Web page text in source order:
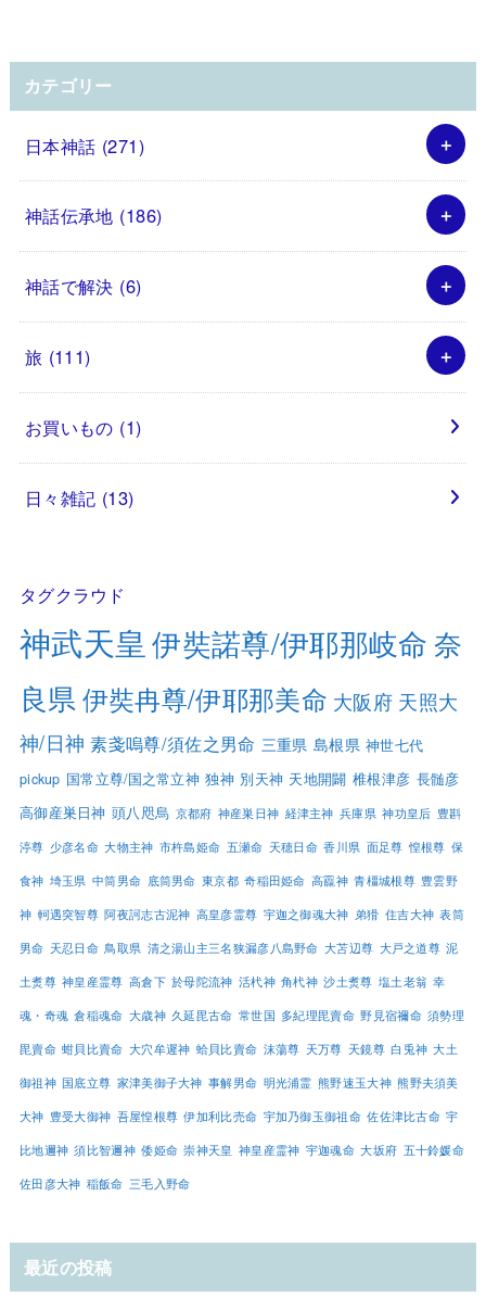
カテゴリー
日本神話 (271)
神話伝承地 (186)
神話で解決 (6)
旅 (111)
お買いもの (1)
日々雑記 (13)
タグクラウド
神武天皇 伊奘諾尊/伊耶那岐命 奈
良県 伊奘冉尊/伊耶那美命 大阪府 天照大
神/日神 素戔嗚尊/須佐之男命 三重県 島根県 神世七代
pickup 国常立尊/国之常立神 独神 別天神 天地開闢 椎根津彦 長髄彦
高御産巣日神 頭八咫烏 京都府 神産巣日神 経津主神 兵庫県 神功皇后 豊斟
渟尊 少彦名命 大物主神 市杵島姫命 五瀬命 天穂日命 香川県 面足尊 惶根尊 保
食神 埼玉県 中筒男命 底筒男命 東京都 奇稲田姫命 高龗神 青橿城根尊 豊雲野
神 軻遇突智尊 阿夜訶志古泥神 高皇彦霊尊 宇迦之御魂大神 弟猾 住吉大神 表筒
男命 天忍日命 鳥取県 清之湯山主三名狭漏彦八島野命 大苫辺尊 大戸之道尊 泥
土煑尊 神皇産霊尊 高倉下 於母陀流神 活杙神 角杙神 沙土煑尊 塩土老翁 幸
魂・奇魂 倉稲魂命 大歳神 久延毘古命 常世国 多紀理毘賣命 野見宿禰命 須勢理
毘賣命 蚶貝比賣命 大穴牟遲神 蛤貝比賣命 沫蕩尊 天万尊 天鏡尊 白兎神 大土
御祖神 国底立尊 家津美御子大神 事解男命 明光浦霊 熊野速玉大神 熊野夫須美
大神 豊受大御神 吾屋惶根尊 伊加利比売命 宇加乃御玉御祖命 佐佐津比古命 宇
比地邇神 須比智邇神 倭姫命 崇神天皇 神皇産霊神 宇迦魂命 大坂府 五十鈴媛命
佐田彦大神 稲飯命 三毛入野命
最近の投稿